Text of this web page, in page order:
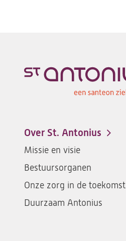
Footer-
menu
Over St. Antonius
Missie en visie
Bestuursorganen
Onze zorg in de toekomst
Duurzaam Antonius